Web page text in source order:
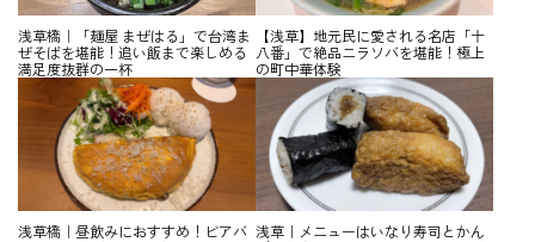
浅草橋｜「麺屋 まぜはる」で台湾ま
ぜそばを堪能！追い飯まで楽しめる
満足度抜群の一杯
【浅草】地元民に愛される名店「十
八番」で絶品ニラソバを堪能！極上
の町中華体験
浅草橋｜昼飲みにおすすめ！ビアバ 浅草｜メニューはいなり寿司とかん